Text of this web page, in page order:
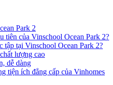
Park 2
tiên của Vinschool Ocean Park 2?
tập tại Vinschool Ocean Park 2?
lượng cao
dễ dàng
tiện ích đẳng cấp của Vinhomes